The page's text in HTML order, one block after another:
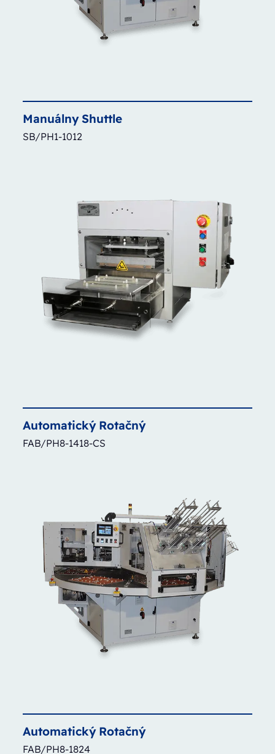
ManuálnyShuttle
SB/PH1-1012
Automatický Rotačný
FAB/PH8-1418-CS
Automatický Rotačný
FAB/PH8-1824